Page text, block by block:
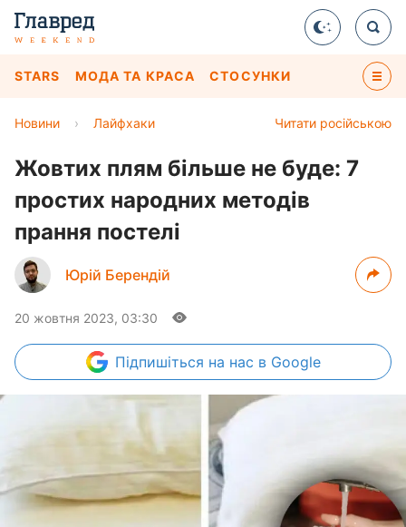
STARS МОДА ТА КРАСА СТОСУНКИ
Читати російською
Новини › Лайфхаки
Жовтих плям більше не буде: 7
простих народних методів
прання постелі
Юрій Берендій
20 жовтня 2023, 03:30
Підпишіться на нас в Google